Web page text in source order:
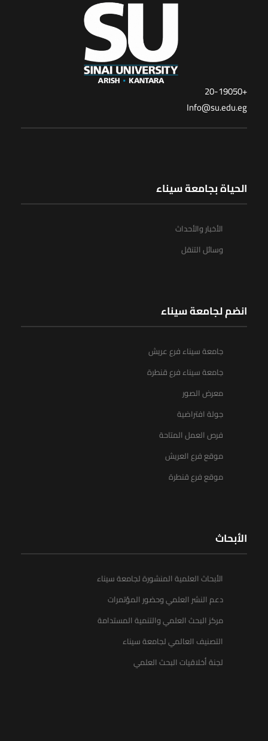
+20-19050
Info@su.edu.eg
الحياة بجامعة سيناء
الأخبار والأحداث
وسائل التنقل
انضم لجامعة سيناء
جامعة سيناء فرع عريش
جامعة سيناء فرع قنطرة
معرض الصور
جولة افتراضية
فرص العمل المتاحة
موقع فرع العريش
موقع فرع قنطرة
الأبحاث
الأبحاث العلمية المنشورة لجامعة سيناء
دعم النشر العلمي وحضور المؤتمرات
مركز البحث العلمي والتنمية المستدامة
التصنيف العالمي لجامعة سيناء
لجنة أخلاقيات البحث العلمي